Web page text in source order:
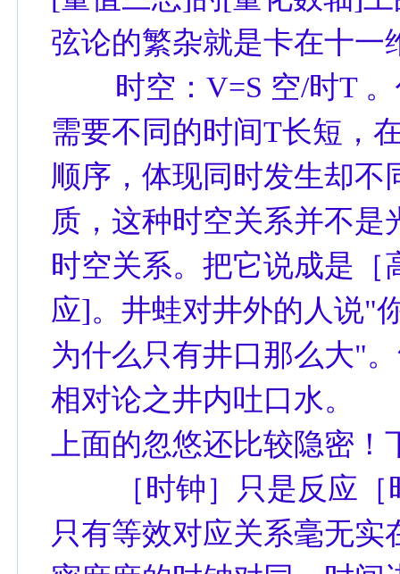
弦论的繁杂就是卡在十
时空：V=S 空/时T 。
需要不同的时间T长短，
顺序，体现同时发生却不
质，这种时空关系并不
时空关系。把它说成是
应]。井蛙对井外的人说"
为什么只有井口那么大"
相对论之井内吐口水。
上面的忽悠还比较隐密
［时钟］只是反应［
只有等效对应关系毫无